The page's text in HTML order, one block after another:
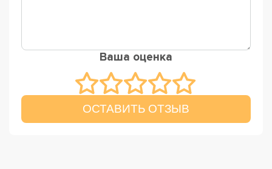
Ваша оценка
ОСТАВИТЬ ОТЗЫВ